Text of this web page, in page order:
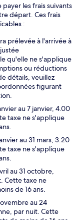
les frais suivants
départ. Ces frais
:
prélevée à l'arrivée à
qu'elle ne s'applique
ou réductions
détails, veuillez
figurant
au 7 janvier, 4.00
taxe ne s'applique
au 31 mars, 3.20
taxe ne s'applique
au 31 octobre,
Cette taxe ne
de 16 ans.
au 24
par nuit. Cette